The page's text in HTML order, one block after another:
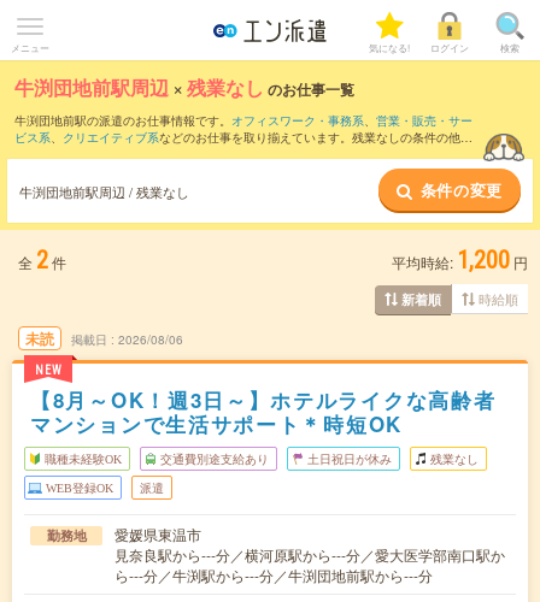
メニュー 気になる! ログイン 検索
牛渕団地前駅周辺 ×残業なし のお仕事一覧
牛渕団地前駅の派遣のお仕事情報です。 オフィスワーク・事務系、 営業・販売・サー
ビス系、 クリエイティブ系などのお仕事を取り揃えています。残業なしの条件の他
牛渕団地前駅周辺 / 残業なし 条件の変更
全 2件 平均時給: 1,200 円
新着順 時給順
未読
NEW
掲載日 2026/08/06
【8月～OK！週3日～】ホテルライクな高齢者
マンションで生活サポート＊時短OK
職種未経験OK 交通費別途支給あり 土日祝日が休み 残業なし
WEB登録OK 派遣
勤務地
愛媛県東温市
見奈良駅から---分／横河原駅から---分／愛大医学部南口駅か
ら---分／牛渕駅から---分／牛渕団地前駅から---分